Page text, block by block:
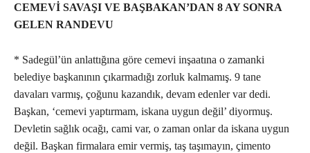
CEMEVİ SAVAŞI VE BAŞBAKAN’DAN 8 AY SONRA
GELEN RANDEVU
* Sadegül’ün anlattığına göre cemevi inşaatına o zamanki
belediye başkanının çıkarmadığı zorluk kalmamış. 9 tane
davaları varmış, çoğunu kazandık, devam edenler var dedi.
Başkan, ‘cemevi yaptırmam, iskana uygun değil’ diyormuş.
Devletin sağlık ocağı, cami var, o zaman onlar da iskana uygun
değil. Başkan firmalara emir vermiş, taş taşımayın, çimento